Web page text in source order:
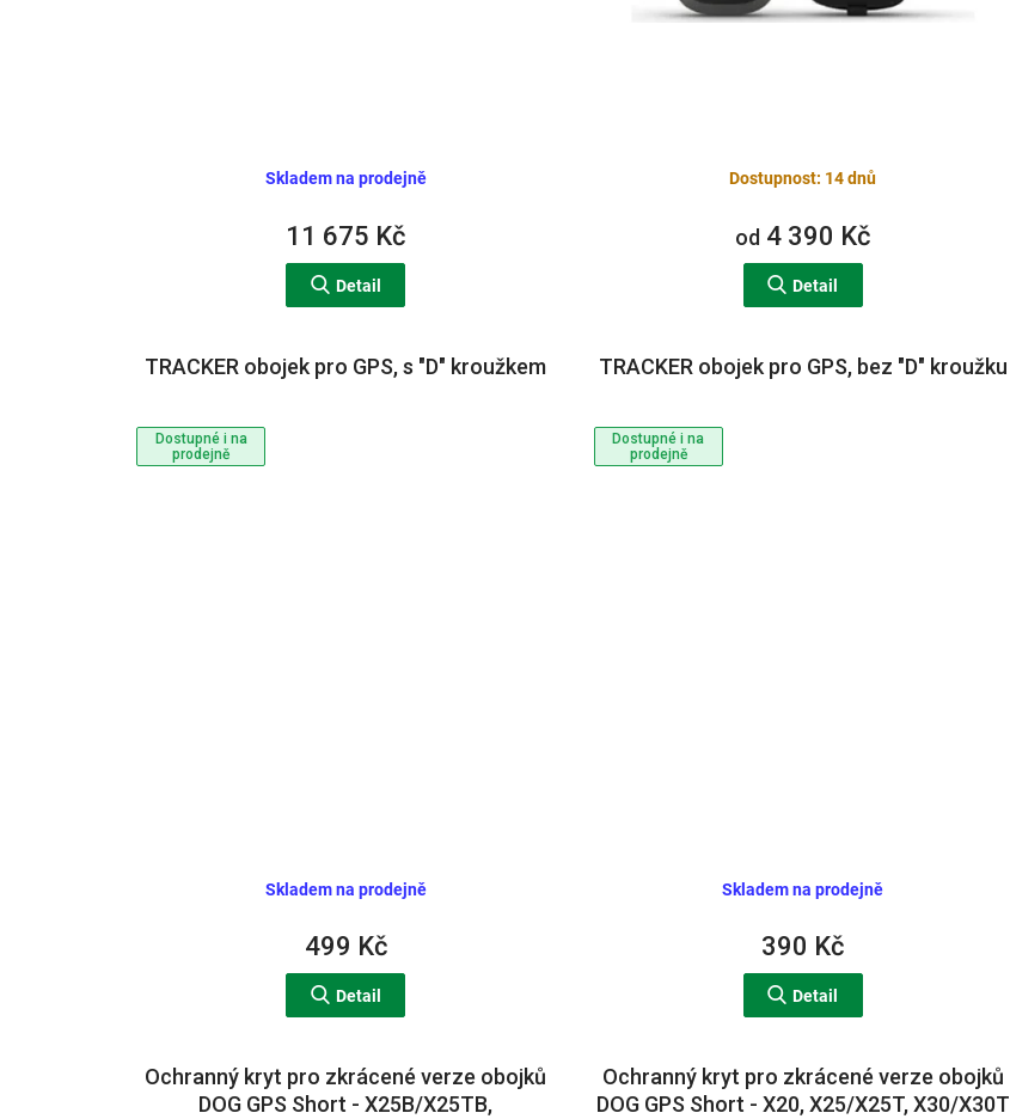
Skladem na prodejně
11 675 Kč
Detail
Dostupnost: 14 dnů
od 4 390 Kč
Detail
Dostupné i na
prodejně
TRACKER obojek pro GPS, s "D" kroužkem
Skladem na prodejně
499 Kč
Detail
Dostupné i na
prodejně
TRACKER obojek pro GPS, bez "D" kroužku
Skladem na prodejně
390 Kč
Detail
Ochranný kryt pro zkrácené verze obojků
DOG GPS Short - X25B/X25TB,
Ochranný kryt pro zkrácené verze obojků
DOG GPS Short - X20, X25/X25T, X30/X30T